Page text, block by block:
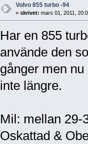
Volvo 855 turbo -94
« skrivet: mars 01, 2011,
Har en 855
använde den
gånger men
inte längre.
Mil: mellan 29-
Oskattad &